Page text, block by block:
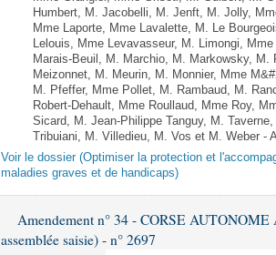
Humbert, M. Jacobelli, M. Jenft, M. Jolly,
Mme Laporte, Mme Lavalette, M. Le
Lelouis, Mme Levavasseur, M. Limongi,
Marais-Beuil, M. Marchio, M. Markowsky,
Meizonnet, M. Meurin, M. Monnier, Mme
M. Pfeffer, Mme Pollet, M. Rambaud, M.
Robert-Dehault, Mme Roullaud, Mme Roy,
Sicard, M. Jean-Philippe Tanguy, M.
Tribuiani, M. Villedieu, M. Vos et M. Weber -
Voir le dossier (Optimiser la protection et
maladies graves et de handicaps)
Amendement n° 34 - CORSE
assemblée saisie) - n° 2697